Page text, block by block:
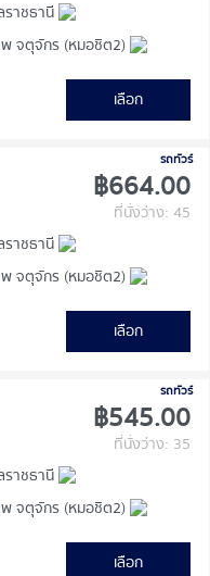
าชธานี
พ จตุจักร (หมอชิต2)
เลือก
รถทัวร์
฿664.00
ที่นั่งว่าง: 45
าชธานี
พ จตุจักร (หมอชิต2)
เลือก
รถทัวร์
฿545.00
ที่นั่งว่าง: 35
าชธานี
พ จตุจักร (หมอชิต2)
เลือก